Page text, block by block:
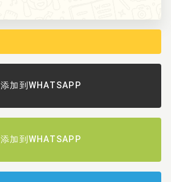
添加到WHATSAPP
添加到WHATSAPP